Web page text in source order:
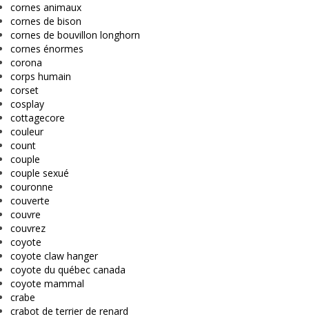
cornes animaux
cornes de bison
cornes de bouvillon longhorn
cornes énormes
corona
corps humain
corset
cosplay
cottagecore
couleur
count
couple
couple sexué
couronne
couverte
couvre
couvrez
coyote
coyote claw hanger
coyote du québec canada
coyote mammal
crabe
crabot de terrier de renard